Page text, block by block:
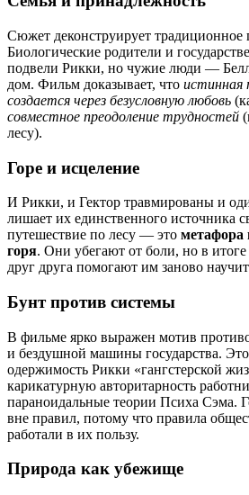
Сюжет деконструирует традиционное
Биологические родители и
подвели Рикки, но чужие люди —
дом. Фильм доказывает, что истинная
создается через безусловную любовь
совместное преодоление трудностей
лесу).
Горе и исцеление
И Рикки, и Гектор травмированы и
лишает их единственного источника
путешествие по лесу — это метафора
горя. Они убегают от боли, но в
друг друга помогают им заново
Бунт против системы
В фильме ярко выражен мотив
и бездушной машины государства. Это
одержимость Рикки «гангстерской
карикатурную авторитарность
параноидальные теории Психа Сэма.
вне правил, потому что правила
работали в их пользу.
Природа как убежище